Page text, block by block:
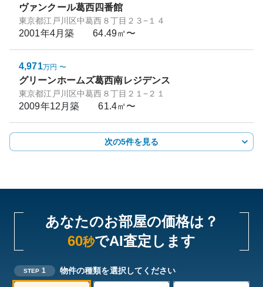
ヴァンクール葛西四番館
東京都江戸川区中葛西８丁目２３−１４
2001年4月築 64.49㎡〜
4,971万円 〜
グリーンホームズ葛西南レジデンス
東京都江戸川区中葛西８丁目２１−２１
2009年12月築 61.4㎡〜
次の5件を見る
あなたのお部屋の価格は？
60秒でAI査定します
STEP 1 物件の種類を選択してください